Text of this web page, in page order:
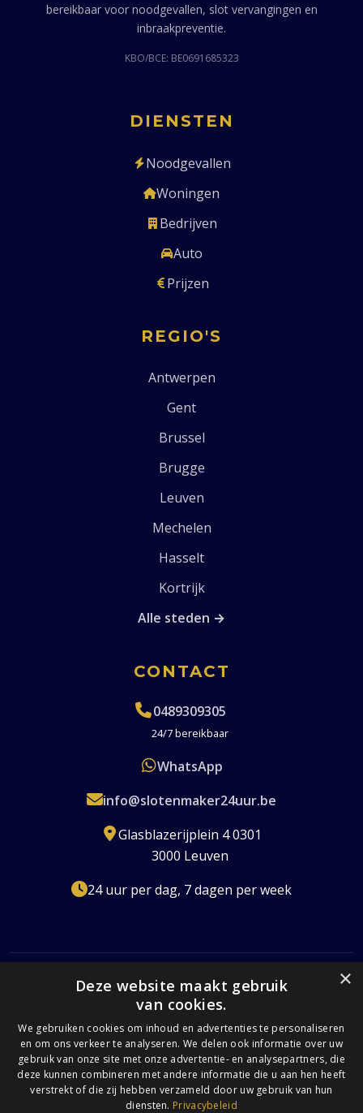
bereikbaar voor noodgevallen, slot vervangingen en
inbraakpreventie.
KBO/BCE: BE0691685323
DIENSTEN
Noodgevallen
Woningen
Bedrijven
Auto
Prijzen
REGIO'S
Antwerpen
Gent
Brussel
Brugge
Leuven
Mechelen
Hasselt
Kortrijk
Alle steden →
CONTACT
0489309305
24/7 bereikbaar
WhatsApp
info@slotenmaker24uur.be
Glasblazerijplein 4 0301
3000 Leuven
24 uur per dag, 7 dagen per week
Gecertificeerd24/7 Beschikbaar
Volledig Verzekerd
×
Deze website maakt gebruik
van cookies.
We gebruiken cookies om inhoud en advertenties te personaliseren
en om ons verkeer te analyseren. We delen ook informatie over uw
gebruik van onze site met onze advertentie- en analysepartners, die
deze kunnen combineren met andere informatie die u aan hen heeft
verstrekt of die zij hebben verzameld door uw gebruik van hun
diensten. Privacybeleid